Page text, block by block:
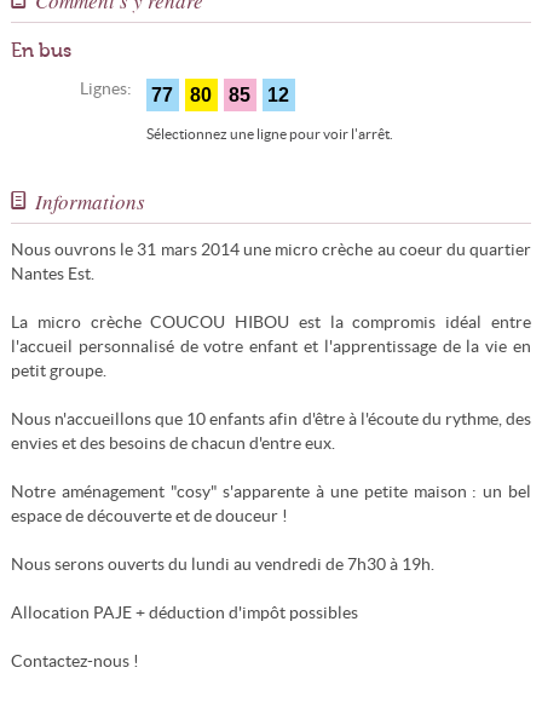
En bus
Lignes: 77 80 85 12
Sélectionnez une ligne pour voir l'arrêt.
Informations
Nous ouvrons le 31 mars 2014 une micro crèche au coeur du quartier
Nantes Est.
La micro crèche COUCOU HIBOU est la compromis idéal entre
l'accueil personnalisé de votre enfant et l'apprentissage de la vie en
petit groupe.
Nous n'accueillons que 10 enfants afin d'être à l'écoute du rythme, des
envies et des besoins de chacun d'entre eux.
Notre aménagement "cosy" s'apparente à une petite maison : un bel
espace de découverte et de douceur !
Nous serons ouverts du lundi au vendredi de 7h30 à 19h.
Allocation PAJE + déduction d'impôt possibles
Contactez-nous !